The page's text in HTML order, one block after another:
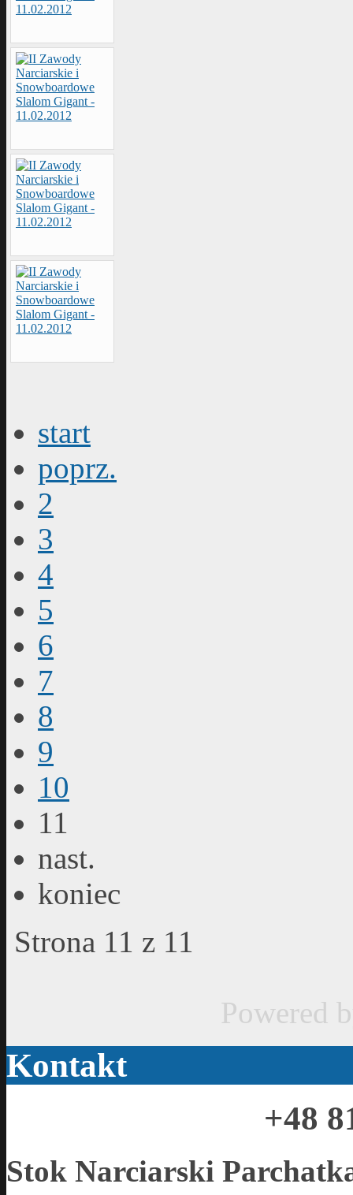
start
poprz.
2
3
4
5
6
7
8
9
10
11
nast.
koniec
Strona 11 z 11
Powered
Kontakt
+48
Stok Narciarski